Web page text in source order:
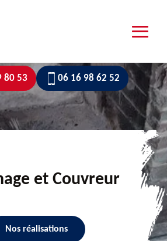
80 53 06 16 98 62 52
et Couvreur
Nos réalisations